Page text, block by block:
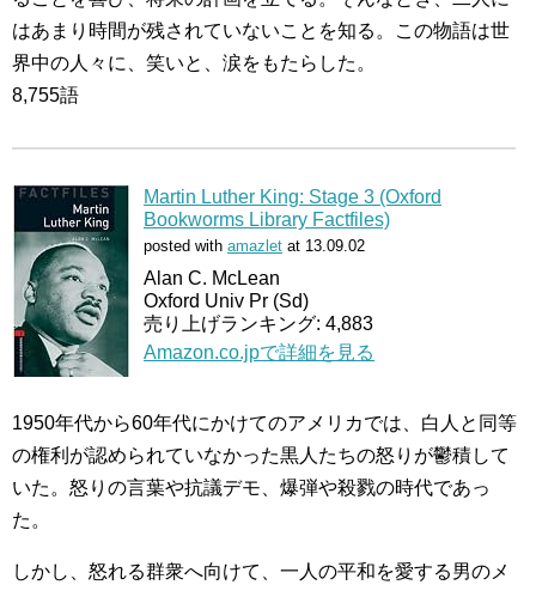
はあまり時間が残されていないことを知る。この物語は世
界中の人々に、笑いと、涙をもたらした。
8,755語
Martin Luther King: Stage 3 (Oxford
Bookworms Library Factfiles)
posted with amazlet at 13.09.02
Alan C. McLean
Oxford Univ Pr (Sd)
売り上げランキング: 4,883
Amazon.co.jpで詳細を見る
1950年代から60年代にかけてのアメリカでは、白人と同等
の権利が認められていなかった黒人たちの怒りが鬱積して
いた。怒りの言葉や抗議デモ、爆弾や殺戮の時代であっ
た。
しかし、怒れる群衆へ向けて、一人の平和を愛する男のメ